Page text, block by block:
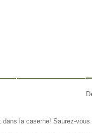
la caserne! Saurez-